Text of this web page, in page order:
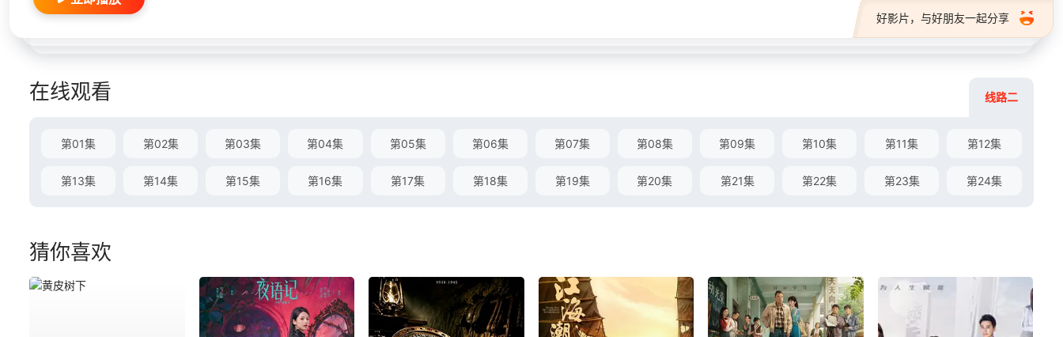
好影片，与好朋友一起分享
在线观看 线路二
第01集 第02集 第03集 第04集 第05集 第06集 第07集 第08集 第09集 第10集 第11集 第12集
第13集 第14集 第15集 第16集 第17集 第18集 第19集 第20集 第21集 第22集 第23集 第24集
猜你喜欢